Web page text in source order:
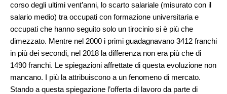
corso degli ultimi vent’anni, lo scarto salariale (misurato con il
salario medio) tra occupati con formazione universitaria e
occupati che hanno seguito solo un tirocinio si è più che
dimezzato. Mentre nel 2000 i primi guadagnavano 3412 franchi
in più dei secondi, nel 2018 la differenza non era più che di
1490 franchi. Le spiegazioni affrettate di questa evoluzione non
mancano. I più la attribuiscono a un fenomeno di mercato.
Stando a questa spiegazione l’offerta di lavoro da parte di